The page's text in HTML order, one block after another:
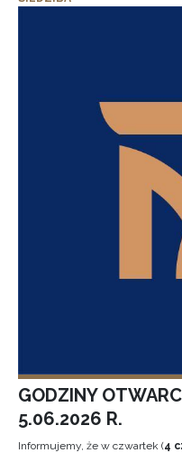
GODZINY
5.06.2026 R.
Informujemy, że w czwartek (4